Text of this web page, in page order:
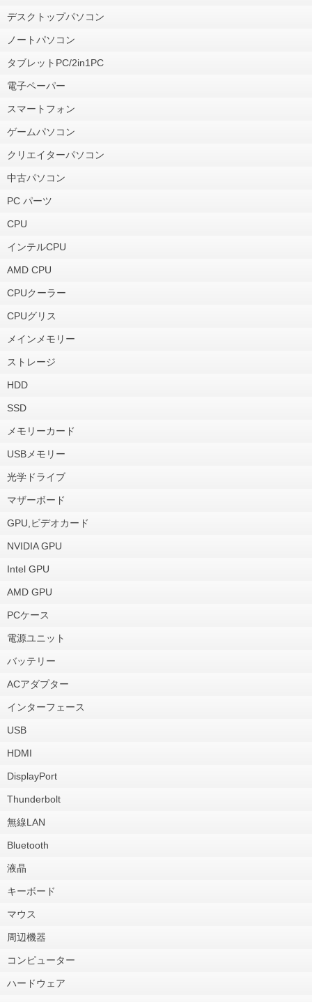
デスクトップパソコン
ノートパソコン
タブレットPC/2in1PC
電子ペーパー
スマートフォン
ゲームパソコン
クリエイターパソコン
中古パソコン
PC パーツ
CPU
インテルCPU
AMD CPU
CPUクーラー
CPUグリス
メインメモリー
ストレージ
HDD
SSD
メモリーカード
USBメモリー
光学ドライブ
マザーボード
GPU,ビデオカード
NVIDIA GPU
Intel GPU
AMD GPU
PCケース
電源ユニット
バッテリー
ACアダプター
インターフェース
USB
HDMI
DisplayPort
Thunderbolt
無線LAN
Bluetooth
液晶
キーボード
マウス
周辺機器
コンピューター
ハードウェア